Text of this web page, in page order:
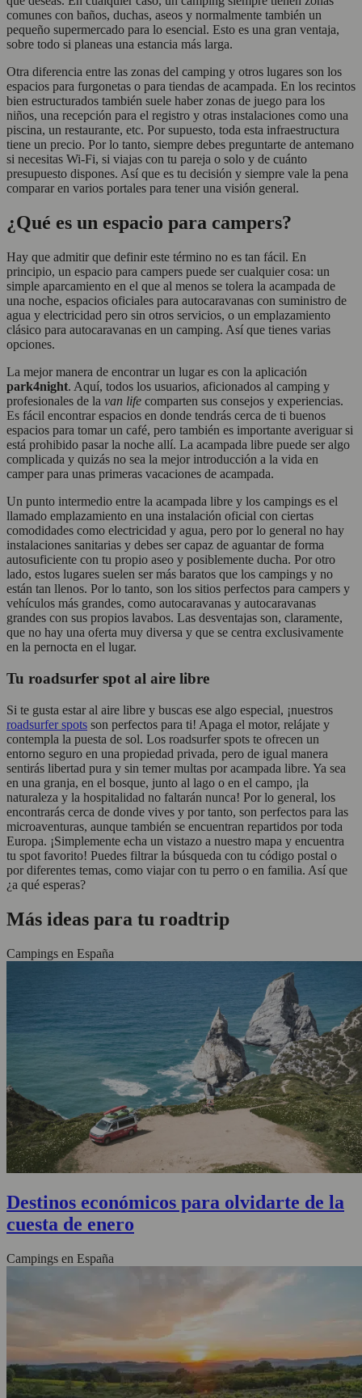
comunes con baños, duchas, aseos y normalmente también un
pequeño supermercado para lo esencial. Esto es una gran ventaja,
sobre todo si planeas una estancia más larga.
Otra diferencia entre las zonas del camping y otros lugares son los
espacios para furgonetas o para tiendas de acampada. En los recintos
bien estructurados también suele haber zonas de juego para los
niños, una recepción para el registro y otras instalaciones como una
piscina, un restaurante, etc. Por supuesto, toda esta infraestructura
tiene un precio. Por lo tanto, siempre debes preguntarte de antemano
si necesitas Wi-Fi, si viajas con tu pareja o solo y de cuánto
presupuesto dispones. Así que es tu decisión y siempre vale la pena
comparar en varios portales para tener una visión general.
¿Qué es un espacio para campers?
Hay que admitir que definir este término no es tan fácil. En
principio, un espacio para campers puede ser cualquier cosa: un
simple aparcamiento en el que al menos se tolera la acampada de
una noche, espacios oficiales para autocaravanas con suministro de
agua y electricidad pero sin otros servicios, o un emplazamiento
clásico para autocaravanas en un camping. Así que tienes varias
opciones.
La mejor manera de encontrar un lugar es con la aplicación
park4night. Aquí, todos los usuarios, aficionados al camping y
profesionales de la van life comparten sus consejos y experiencias.
Es fácil encontrar espacios en donde tendrás cerca de ti buenos
espacios para tomar un café, pero también es importante averiguar si
está prohibido pasar la noche allí. La acampada libre puede ser algo
complicada y quizás no sea la mejor introducción a la vida en
camper para unas primeras vacaciones de acampada.
Un punto intermedio entre la acampada libre y los campings es el
llamado emplazamiento en una instalación oficial con ciertas
comodidades como electricidad y agua, pero por lo general no hay
instalaciones sanitarias y debes ser capaz de aguantar de forma
autosuficiente con tu propio aseo y posiblemente ducha. Por otro
lado, estos lugares suelen ser más baratos que los campings y no
están tan llenos. Por lo tanto, son los sitios perfectos para campers y
vehículos más grandes, como autocaravanas y autocaravanas
grandes con sus propios lavabos. Las desventajas son, claramente,
que no hay una oferta muy diversa y que se centra exclusivamente
en la pernocta en el lugar.
Tu roadsurfer spot al aire libre
Si te gusta estar al aire libre y buscas ese algo especial, ¡nuestros
roadsurfer spots son perfectos para ti! Apaga el motor, relájate y
contempla la puesta de sol. Los roadsurfer spots te ofrecen un
entorno seguro en una propiedad privada, pero de igual manera
sentirás libertad pura y sin temer multas por acampada libre. Ya sea
en una granja, en el bosque, junto al lago o en el campo, ¡la
naturaleza y la hospitalidad no faltarán nunca! Por lo general, los
encontrarás cerca de donde vives y por tanto, son perfectos para las
microaventuras, aunque también se encuentran repartidos por toda
Europa. ¡Simplemente echa un vistazo a nuestro mapa y encuentra
tu spot favorito! Puedes filtrar la búsqueda con tu código postal o
por diferentes temas, como viajar con tu perro o en familia. Así que
¿a qué esperas?
Más ideas para tu roadtrip
Campings en España
Destinos económicos para olvidarte de la
cuesta de enero
Campings en España